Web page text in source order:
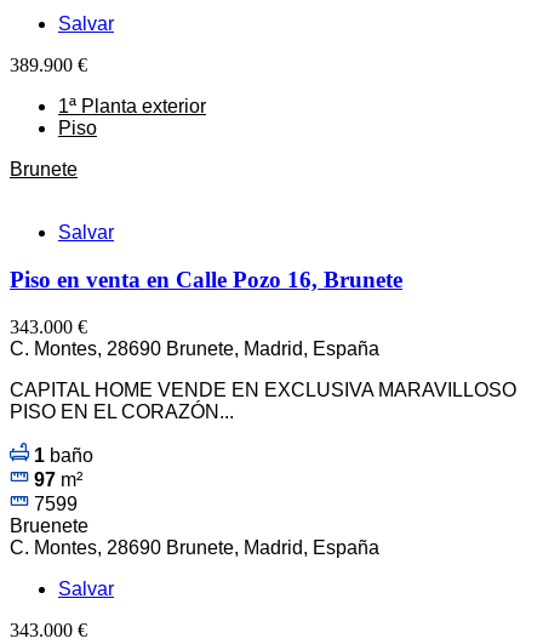
Salvar
389.900 €
1ª Planta exterior
Piso
Brunete
Salvar
Piso en venta en Calle Pozo 16, Brunete
343.000 €
C. Montes, 28690 Brunete, Madrid, España
CAPITAL HOME VENDE EN EXCLUSIVA MARAVILLOSO
PISO EN EL CORAZÓN...
1 baño
97 m²
7599
Bruenete
C. Montes, 28690 Brunete, Madrid, España
Salvar
343.000 €